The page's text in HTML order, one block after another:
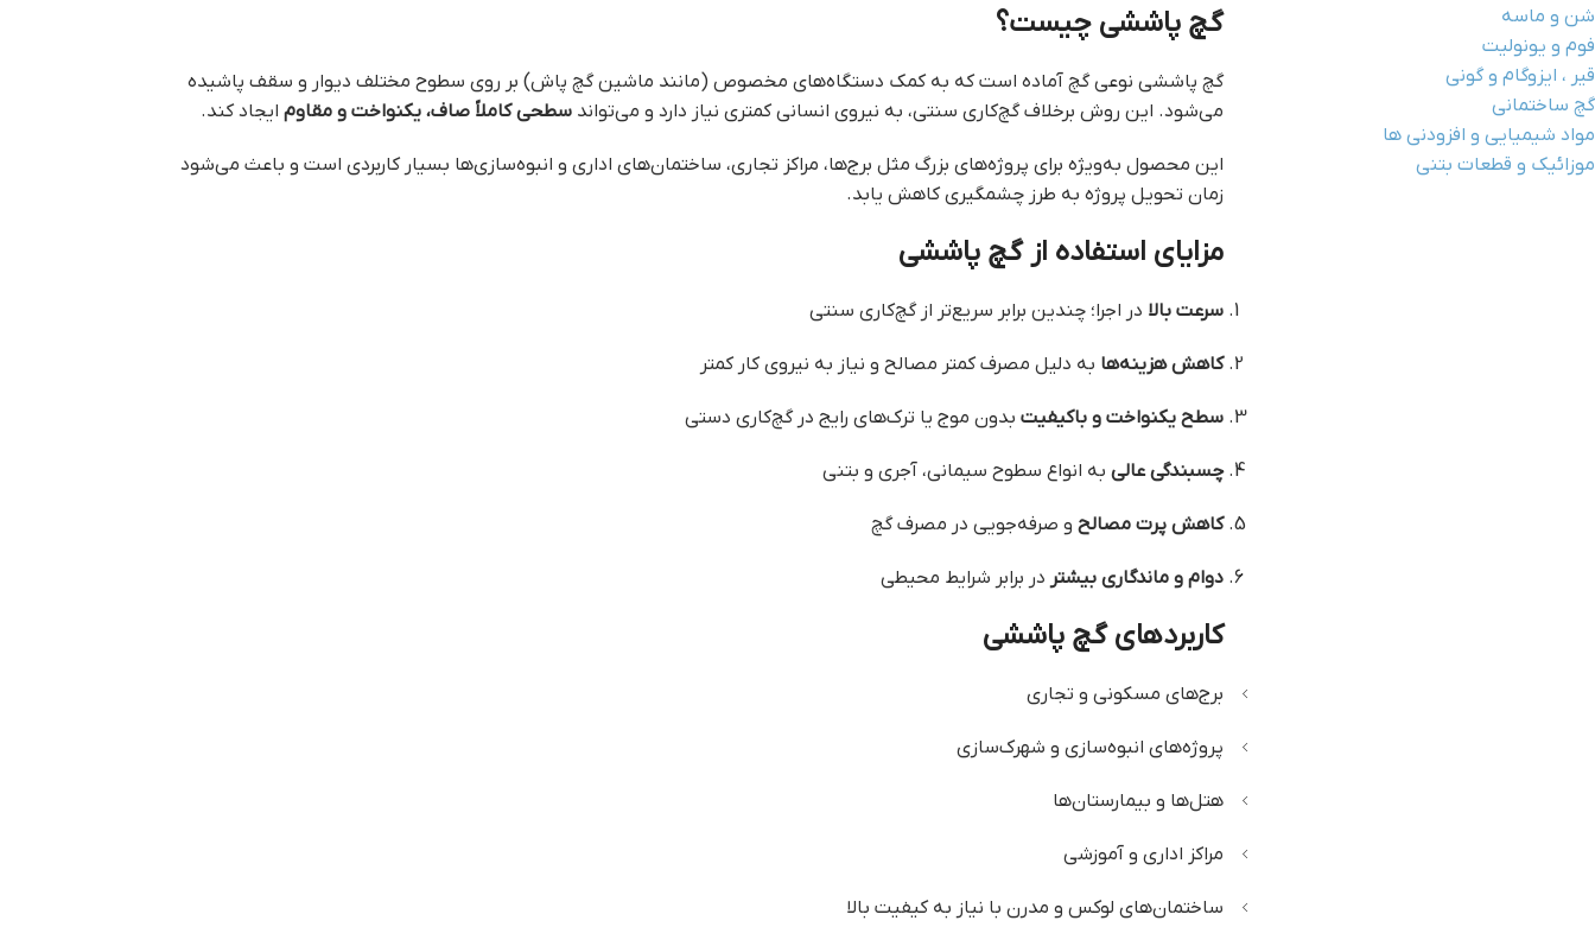
شن و ماسه
فوم و یونولیت
قیر ، ایزوگام و گونی
گچ ساختمانی
مواد شیمیایی و افزودنی ها
موزائیک و قطعات بتنی
گچ پاششی چیست؟
گچ پاششی نوعی گچ آماده است که به کمک دستگاه‌های مخصوص (مانند ماشین گچ پاش) بر روی سطوح مختلف دیوار و سقف پاشیده
می‌شود. این روش برخلاف گچ‌کاری سنتی، به نیروی انسانی کمتری نیاز دارد و می‌تواند سطحی کاملاً صاف، یکنواخت و مقاومایجاد کند.
این محصول به‌ویژه برای پروژه‌های بزرگ مثل برج‌ها، مراکز تجاری، ساختمان‌های اداری و انبوه‌سازی‌ها بسیار کاربردی است و باعث می‌شود
زمان تحویل پروژه به طرز چشمگیری کاهش یابد.
مزایای استفاده از گچ پاششی
سرعت بالا در اجرا؛ چندین برابر سریع‌تر از گچ‌کاری سنتی
کاهش هزینه‌ها به دلیل مصرف کمتر مصالح و نیاز به نیروی کار کمتر
سطح یکنواخت و باکیفیتبدون موج یا ترک‌های رایج در گچ‌کاری دستی
چسبندگی عالیبه انواع سطوح سیمانی، آجری و بتنی
کاهش پرت مصالحو صرفه‌جویی در مصرف گچ
دوام و ماندگاری بیشتر در برابر شرایط محیطی
کاربردهای گچ پاششی
برج‌های مسکونی و تجاری
پروژه‌های انبوه‌سازی و شهرک‌سازی
هتل‌ها و بیمارستان‌ها
مراکز اداری و آموزشی
ساختمان‌های لوکس و مدرن با نیاز به کیفیت بالا